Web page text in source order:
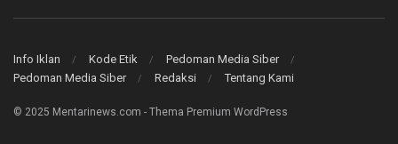
Info Iklan Kode Etik
Pedoman Media Siber
Pedoman Media Siber
Redaksi Tentang Kami
© 2025 Mentarinews.com - Thema Premium WordPress